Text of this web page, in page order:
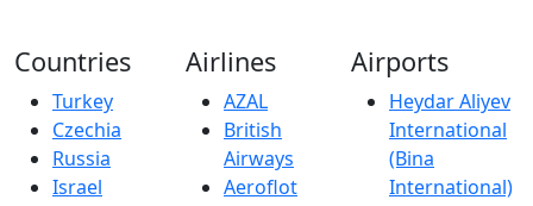
Countries
Turkey
Czechia
Russia
Israel
Airlines
AZAL
British
Airways
Aeroflot
Airports
Heydar Aliyev
International
(Bina
International)